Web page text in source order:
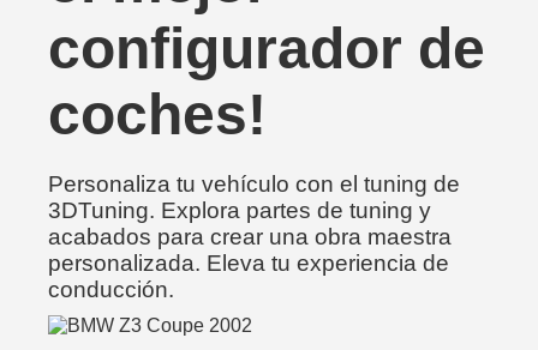
configurador de
coches!
Personaliza tu vehículo con el tuning de
3DTuning. Explora partes de tuning y
acabados para crear una obra maestra
personalizada. Eleva tu experiencia de
conducción.